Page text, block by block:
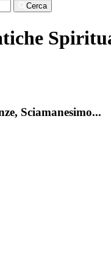
Cerca
Sciamanesimo...